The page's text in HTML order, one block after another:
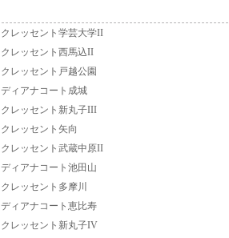
クレッセント学芸大学II
クレッセント西馬込II
クレッセント戸越公園
ディアナコート成城
クレッセント新丸子III
クレッセント矢向
クレッセント武蔵中原II
ディアナコート池田山
クレッセント多摩川
ディアナコート恵比寿
クレッセント新丸子IV